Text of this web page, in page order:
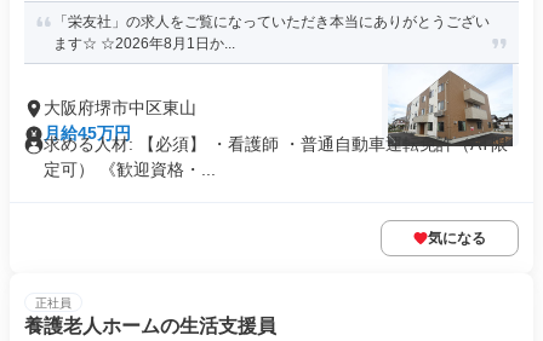
「栄友社」の求人をご覧になっていただき本当にありがとうござい
ます☆ ☆2026年8月1日か...
大阪府堺市中区東山
月給45万円
求める人材: 【必須】 ・看護師 ・普通自動車運転免許（AT限
定可） 《歓迎資格・...
気になる
正社員
養護老人ホームの生活支援員